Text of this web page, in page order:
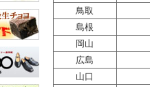
鳥取
島根
岡山
広島
山口